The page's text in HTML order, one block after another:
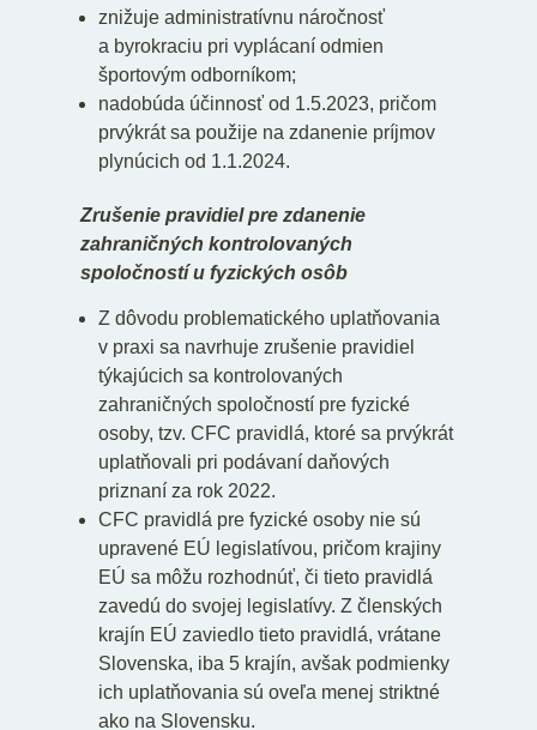
znižuje administratívnu náročnosť
a byrokraciu pri vyplácaní odmien
športovým odborníkom;
nadobúda účinnosť od 1.5.2023, pričom
prvýkrát sa použije na zdanenie príjmov
plynúcich od 1.1.2024.
Zrušenie pravidiel pre zdanenie
zahraničných kontrolovaných
spoločností u fyzických osôb
Z dôvodu problematického uplatňovania
v praxi sa navrhuje zrušenie pravidiel
týkajúcich sa kontrolovaných
zahraničných spoločností pre fyzické
osoby, tzv. CFC pravidlá, ktoré sa prvýkrát
uplatňovali pri podávaní daňových
priznaní za rok 2022.
CFC pravidlá pre fyzické osoby nie sú
upravené EÚ legislatívou, pričom krajiny
EÚ sa môžu rozhodnúť, či tieto pravidlá
zavedú do svojej legislatívy. Z členských
krajín EÚ zaviedlo tieto pravidlá, vrátane
Slovenska, iba 5 krajín, avšak podmienky
ich uplatňovania sú oveľa menej striktné
ako na Slovensku.